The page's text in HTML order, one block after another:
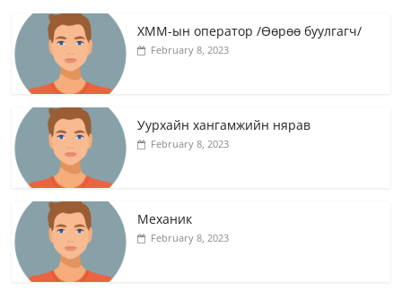
ХММ-ын оператор /Өөрөө буулгагч/
February 8, 2023
Уурхайн хангамжийн нярав
February 8, 2023
Механик
February 8, 2023